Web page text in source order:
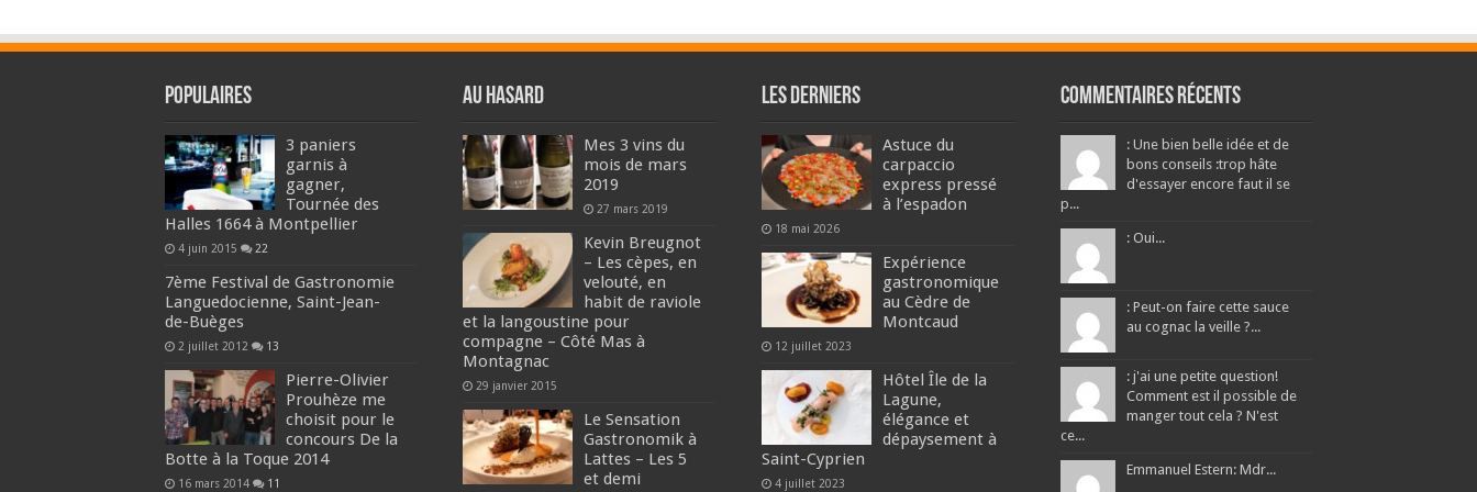
Populaires
3 paniers
garnis à
gagner,
Tournée des
Halles 1664 à Montpellier
4 juin 2015 22
7ème Festival de Gastronomie
Languedocienne, Saint-Jean-
de-Buèges
2 juillet 2012 13
Pierre-Olivier
Prouhèze me
choisit pour le
concours De la
Botte à la Toque 2014
16 mars 2014 11
Au hasard
Mes 3 vins du
mois de mars
2019
27 mars 2019
Kevin Breugnot
– Les cèpes, en
velouté, en
habit de raviole
et la langoustine pour
compagne – Côté Mas à
Montagnac
29 janvier 2015
Le Sensation
Gastronomik à
Lattes – Les 5
et demi
Les derniers
Astuce du
carpaccio
express pressé
à l’espadon
18 mai 2026
Expérience
gastronomique
au Cèdre de
Montcaud
12 juillet 2023
Hôtel Île de la
Lagune,
élégance et
dépaysement à
Saint-Cyprien
4 juillet 2023
Commentaires récents
: Une bien belle idée et de
bons conseils :trop hâte
d'essayer encore faut il se
p...
: Oui...
: Peut-on faire cette sauce
au cognac la veille ?...
: j'ai une petite question!
Comment est il possible de
manger tout cela ? N'est
ce...
Emmanuel Estern: Mdr...